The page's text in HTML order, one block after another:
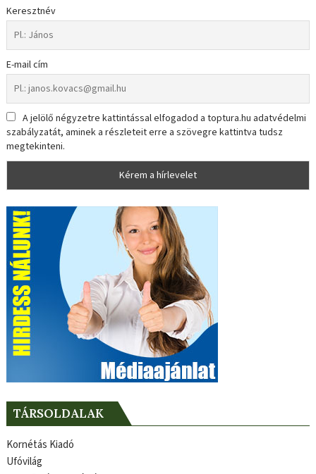
Keresztnév
E-mail cím
A jelölő négyzetre kattintással elfogadod a toptura.hu adatvédelmi
szabályzatát, aminek a részleteit erre a szövegre kattintva tudsz
megtekinteni.
TÁRSOLDALAK
Kornétás Kiadó
Ufóvilág